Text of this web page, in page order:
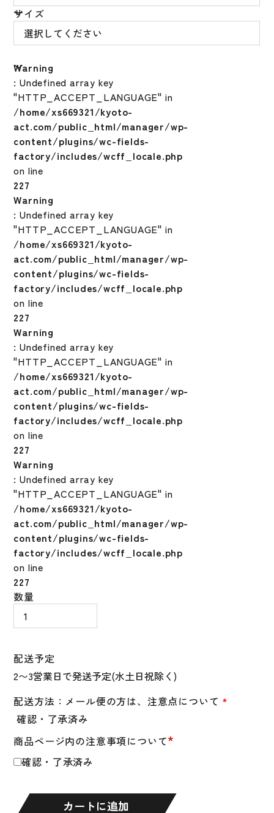
サイズ
商品ページ内の注意事項について*
確認・了承済み
Warning
: Undefined array key
"HTTP_ACCEPT_LANGUAGE" in
/home/xs669321/kyoto-
act.com/public_html/manager/wp-
content/plugins/wc-fields-
factory/includes/wcff_locale.php
on line
227
Warning
: Undefined array key
"HTTP_ACCEPT_LANGUAGE" in
/home/xs669321/kyoto-
act.com/public_html/manager/wp-
content/plugins/wc-fields-
factory/includes/wcff_locale.php
on line
227
Warning
: Undefined array key
"HTTP_ACCEPT_LANGUAGE" in
/home/xs669321/kyoto-
act.com/public_html/manager/wp-
content/plugins/wc-fields-
factory/includes/wcff_locale.php
on line
227
配送予定
配送方法：メール便の方は、注意点について *
確認・了承済み
数量
フ
ン
リ
Flanklin
バ
ッ
テ
ィ
ン
袋
カートに追加
Warning
: Undefined array key
"HTTP_ACCEPT_LANGUAGE" in
/home/xs669321/kyoto-
act.com/public_html/manager/wp-
content/plugins/wc-fields-
factory/includes/wcff_locale.php
on line
227